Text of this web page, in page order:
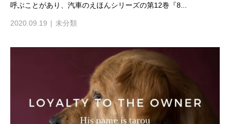
呼ぶことがあり、汽車のえほんシリーズの第12巻『8...
2020.09.19 未分類